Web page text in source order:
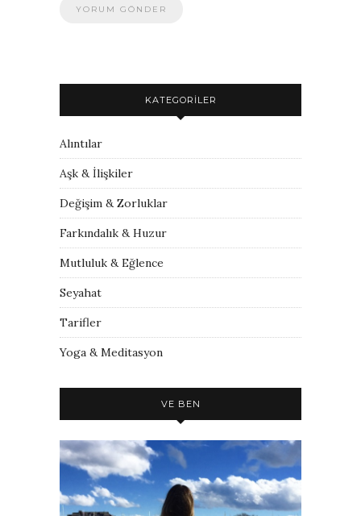
KATEGORILER
Alıntılar
Aşk & İlişkiler
Değişim & Zorluklar
Farkındalık & Huzur
Mutluluk & Eğlence
Seyahat
Tarifler
Yoga & Meditasyon
VE BEN